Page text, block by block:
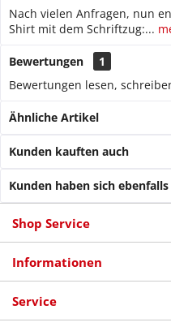
Nach vielen Anfragen, nun
Shirt mit dem Schriftzug:...
Bewertungen
1
Bewertungen lesen,
Ähnliche Artikel
Kunden kauften auch
Kunden haben sich
Shop Service
Informationen
Service